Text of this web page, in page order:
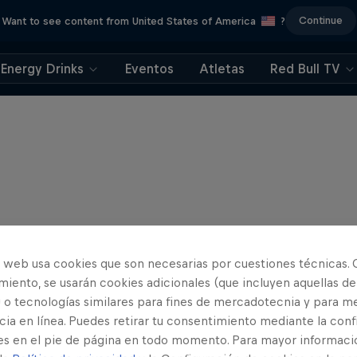
Want to see content from United States of America ? Continue
Energy Drinks Eventos Atletas Red Bull TV
web usa cookies que son necesarias por cuestiones técnicas.
se usarán cookies adicionales (que incluyen aquellas de
tecnologías similares para fines de mercadotecnia y para
en línea. Puedes retirar tu consentimiento mediante la
en el pie de página en todo momento. Para mayor